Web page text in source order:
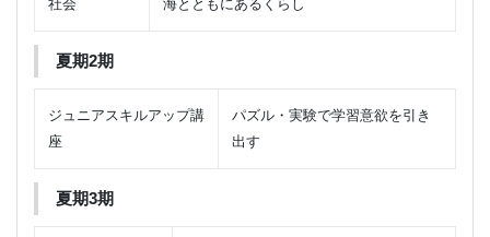
社会 海とともにあるくらし
夏期2期
ジュニアスキルアップ講
座
パズル・実験で学習意欲を引き
出す
夏期3期